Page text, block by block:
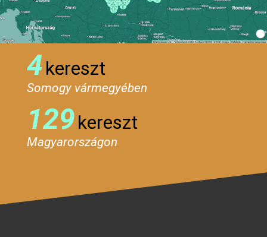
4kereszt
Somogy vármegyében
129kereszt
Magyarországon